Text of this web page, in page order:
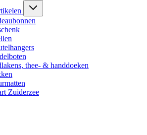
thee- & handdoeken
Zuiderzee